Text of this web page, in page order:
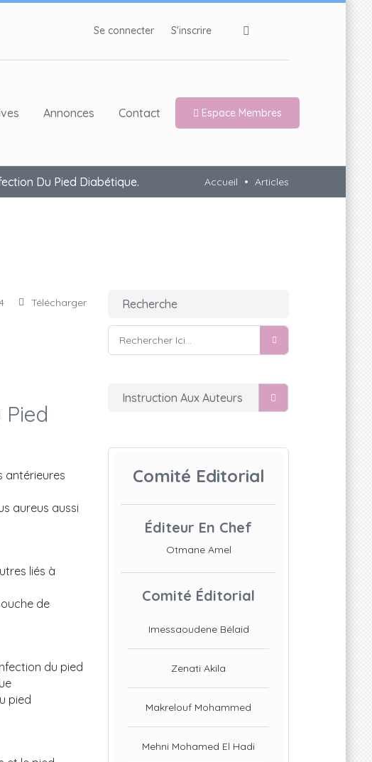
Se connecter S'inscrire
Annonces Contact Espace Membres
Du Pied Diabétique. Accueil Articles
Télécharger
antérieures
aureus aussi
liés à
de
du pied
pied
Recherche
Instruction Aux Auteurs
Comité Editorial
Éditeur En Chef
Otmane Amel
Comité Éditorial
Imessaoudene Bélaid
Zenati Akila
Makrelouf Mohammed
Mehni Mohamed El Hadi